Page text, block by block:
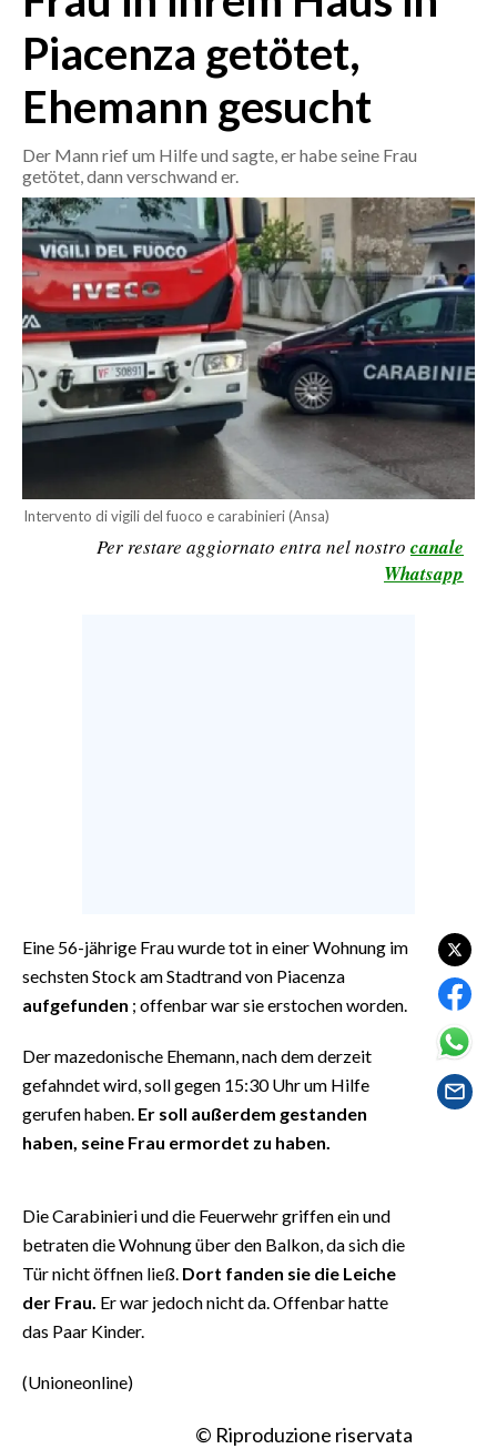
CRONACA
MONDO
POLITICA
ECONOMIA
SERVIZI ALLE IMPRESE
LAVORO
BANDI
SPORT IN SARDEGNA
CALCIO
CALCIO REGIONALE
NOTIZIE
EVENTI
#CARAUNIONE
INSULARITÀ
VIDEO
INFO AZIENDE
ABBONATI
ANNUNCI
NECROLOGI
Piacenza getötet,
Ehemann gesucht
Der Mann rief um Hilfe und sagte, er habe seine Frau
getötet, dann verschwand er.
Intervento di vigili del fuoco e carabinieri (Ansa)
Per restare aggiornato entra nel nostro canale
Whatsapp
Eine 56-jährige Frau wurde tot in einer Wohnung im
sechsten Stock am Stadtrand von Piacenza
aufgefunden ; offenbar war sie erstochen worden.
Der mazedonische Ehemann, nach dem derzeit
gefahndet wird, soll gegen 15:30 Uhr um Hilfe
gerufen haben. Er soll außerdem gestanden
haben, seine Frau ermordet zu haben.
Die Carabinieri und die Feuerwehr griffen ein und
betraten die Wohnung über den Balkon, da sich die
Tür nicht öffnen ließ. Dort fanden sie die Leiche
der Frau. Er war jedoch nicht da. Offenbar hatte
das Paar Kinder.
(Unioneonline)
© Riproduzione riservata